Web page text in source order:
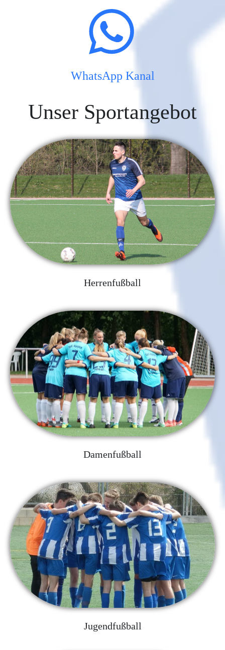
WhatsApp Kanal
Unser Sportangebot
Herrenfußball
Damenfußball
Jugendfußball